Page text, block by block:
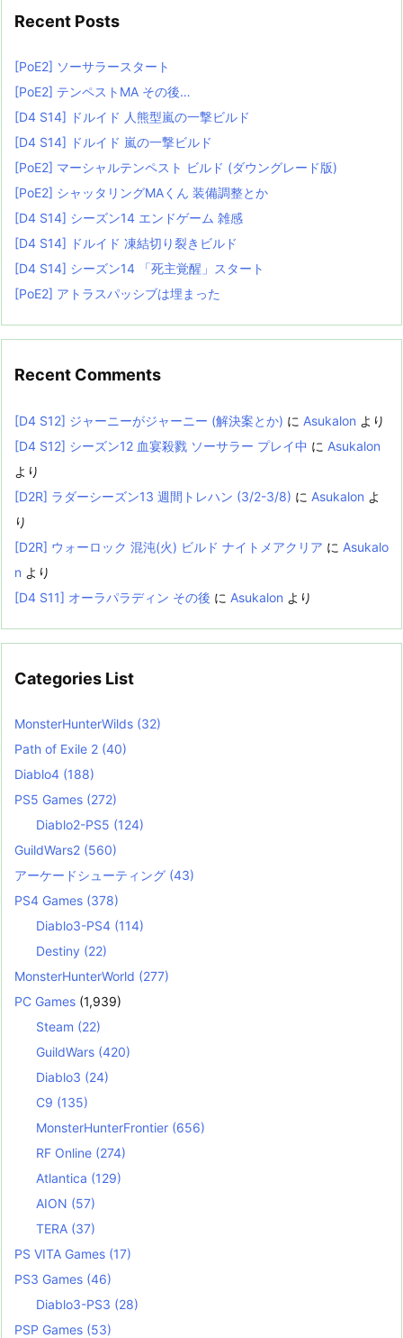
Recent Posts
[PoE2] ソーサラースタート
[PoE2] テンペストMA その後…
[D4 S14] ドルイド 人熊型嵐の一撃ビルド
[D4 S14] ドルイド 嵐の一撃ビルド
[PoE2] マーシャルテンペスト ビルド (ダウングレード版)
[PoE2] シャッタリングMAくん 装備調整とか
[D4 S14] シーズン14 エンドゲーム 雑感
[D4 S14] ドルイド 凍結切り裂きビルド
[D4 S14] シーズン14 「死主覚醒」スタート
[PoE2] アトラスパッシブは埋まった
Recent Comments
[D4 S12] ジャーニーがジャーニー (解決案とか) に Asukalon より
[D4 S12] シーズン12 血宴殺戮 ソーサラー プレイ中 に Asukalon
より
[D2R] ラダーシーズン13 週間トレハン (3/2-3/8) に Asukalon よ
り
[D2R] ウォーロック 混沌(火) ビルド ナイトメアクリア に Asukalo
n より
[D4 S11] オーラパラディン その後 に Asukalon より
Categories List
MonsterHunterWilds (32)
Path of Exile 2 (40)
Diablo4 (188)
PS5 Games (272)
Diablo2-PS5 (124)
GuildWars2 (560)
アーケードシューティング (43)
PS4 Games (378)
Diablo3-PS4 (114)
Destiny (22)
MonsterHunterWorld (277)
PC Games (1,939)
Steam (22)
GuildWars (420)
Diablo3 (24)
C9 (135)
MonsterHunterFrontier (656)
RF Online (274)
Atlantica (129)
AION (57)
TERA (37)
PS VITA Games (17)
PS3 Games (46)
Diablo3-PS3 (28)
PSP Games (53)